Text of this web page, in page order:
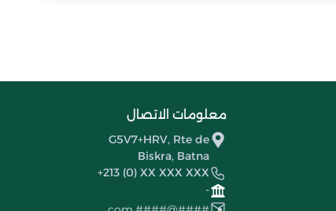
معلومات الاتصال
G5V7+HRV, Rte de
Biskra, Batna
+213 (0) XX XXX XXX
-